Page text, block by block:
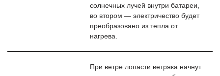
солнечных лучей внутри батареи,
во втором — электричество будет
преобразовано из тепла от
нагрева.
При ветре лопасти ветряка начнут